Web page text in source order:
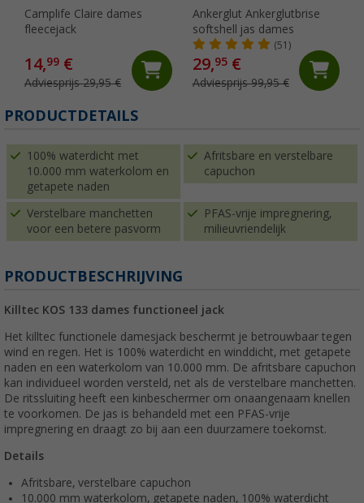
Camplife Claire dames
fleecejack
14,99 €
Adviesprijs 29,95 €
Ankerglut Ankerglutbrise
softshell jas dames
(51)
29,95€
Adviesprijs 99,95 €
PRODUCTDETAILS
100% waterdicht met
10.000 mm waterkolom en
getapete naden
Afritsbare en verstelbare
capuchon
Verstelbare manchetten
voor een betere pasvorm
PFAS-vrije impregnering,
milieuvriendelijk
PRODUCTBESCHRIJVING
Killtec KOS 133 dames functioneel jack
Het killtec functionele damesjack beschermt je betrouwbaar tegen
wind en regen. Het is 100% waterdicht en winddicht, met getapete
naden en een waterkolom van 10.000 mm. De afritsbare capuchon
kan individueel worden versteld, net als de verstelbare manchetten.
De ritssluiting heeft een kinbeschermer om onaangenaam knellen
te voorkomen. De jas is behandeld met een PFAS-vrije
impregnering en draagt zo bij aan een duurzamere toekomst.
Details
Afritsbare, verstelbare capuchon
10.000 mm waterkolom, getapete naden, 100% waterdicht